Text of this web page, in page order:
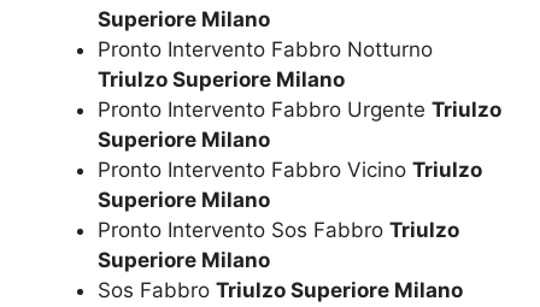
Superiore Milano
Pronto Intervento Fabbro Notturno
Triulzo Superiore Milano
Pronto Intervento Fabbro Urgente Triulzo
Superiore Milano
Pronto Intervento Fabbro Vicino Triulzo
Superiore Milano
Pronto Intervento Sos Fabbro Triulzo
Superiore Milano
Sos Fabbro Triulzo Superiore Milano